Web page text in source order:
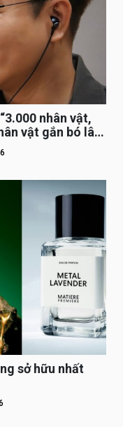
nhân vật,
vật gắn bó lâu
sở hữu nhất